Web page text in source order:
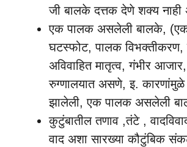
जी बालके दत्तक देणे शक्य
एक पालक असलेली बालके,
घटस्फोट, पालक विभक्तीकरण,
अविवाहित मातृत्व, गंभीर
रुग्णालयात असणे, इ.
झालेली, एक पालक असलेली
कुटुंबातील तणाव ,तंटे ,
वाद अशा सारख्या कौटुंबिक